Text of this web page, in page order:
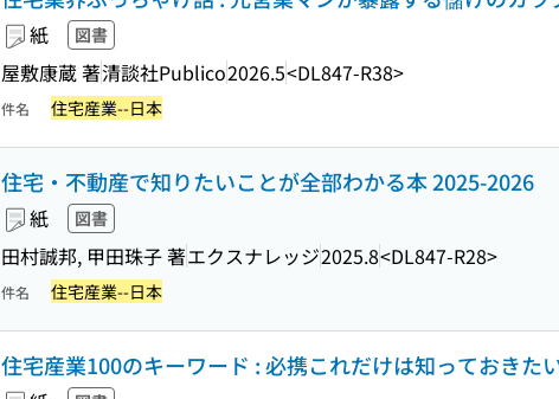
紙 図書
屋敷康蔵 著清談社Publico2026.5<DL847-R38>
件名 住宅産業--日本
住宅・不動産で知りたいことが全部わかる本 2025-2026
紙 図書
田村誠邦, 甲田珠子 著エクスナレッジ2025.8<DL847-R28>
件名 住宅産業--日本
住宅産業100のキーワード : 必携これだけは知っておきた